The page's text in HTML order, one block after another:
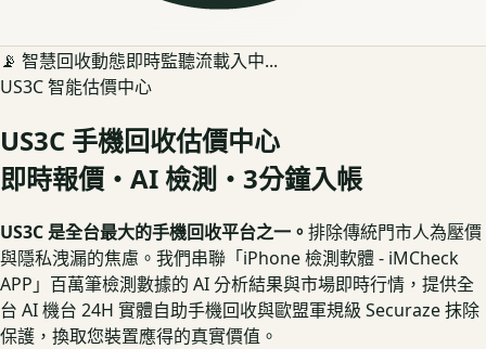
📡 智慧回收動態即時監聽流載入中...
US3C 智能估價中心
US3C 手機回收估價中心
即時報價・AI 檢測・3分鐘入帳
US3C 是全台最大的手機回收平台之一。 排除傳統門市人為壓價
與隱私洩漏的焦慮。我們串聯「iPhone 檢測軟體 - iMCheck
APP」百萬筆檢測數據的 AI 分析結果與市場即時行情，提供全
台 AI 機台 24H 實體自助手機回收與歐盟軍規級 Securaze 抹除
保護，換取您裝置應得的真實價值。